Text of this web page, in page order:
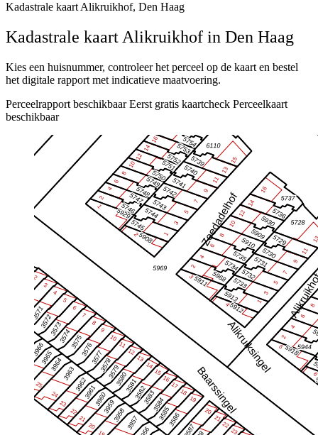
Kadastrale kaart Alikruikhof, Den Haag
Kadastrale kaart Alikruikhof in Den Haag
Kies een huisnummer, controleer het perceel op de kaart en bestel
het digitale rapport met indicatieve maatvoering.
Perceelrapport beschikbaar Eerst gratis kaartcheck Perceelkaart
beschikbaar